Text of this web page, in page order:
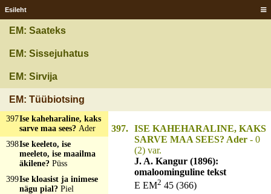
Esileht
EM: Saateks
EM: Sissejuhatus
EM: Sirvija
EM: Tüübiotsing
p[erse]t?
ise isteb istme peal?
395Ise ipakil, munnid
Ise jäme, lühike, tee
tal pikk ja peenike?
Ämblik
397Ise kaheharaline, kaks
sarve maa sees? Ader
398Ise keeleto, ise
meeleto, ise maailma
äkilene? Püss
399Ise kloasist ja inimese
nägu pial? Piel
397. ISE KAHEHARALINE, KAKS
SARVE MAA SEES? Ader - 0
(2) var.
J. A. Kangur (1896):
omaloominguline tekst
E EM2 45 (366)